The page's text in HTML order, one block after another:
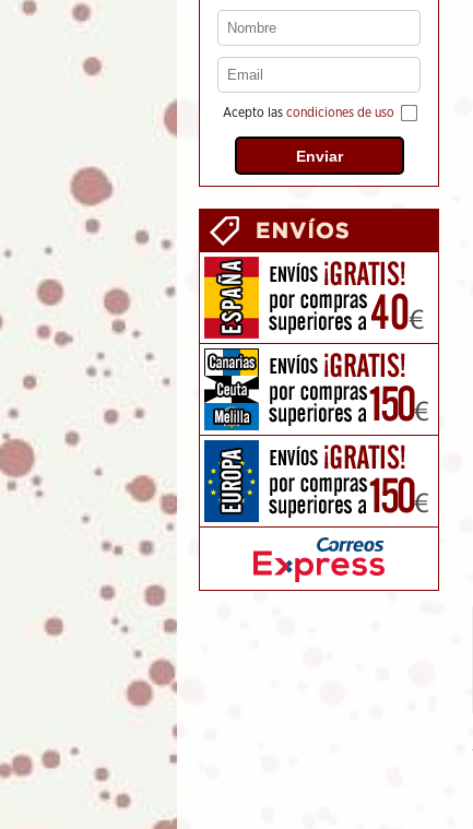
Acepto las condiciones de uso